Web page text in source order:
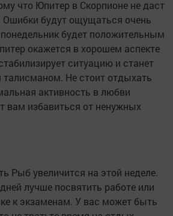
что Юпитер в Скорпионе не даст
Ошибки будут ощущаться очень
будет положительным
окажется в хорошем аспекте
ситуацию и станет
Не стоит отдыхать
активность в любви
вам избавиться от ненужных
Рыб увеличится на этой неделе.
лучше посвятить работе или
к экзаменам. У вас может быть